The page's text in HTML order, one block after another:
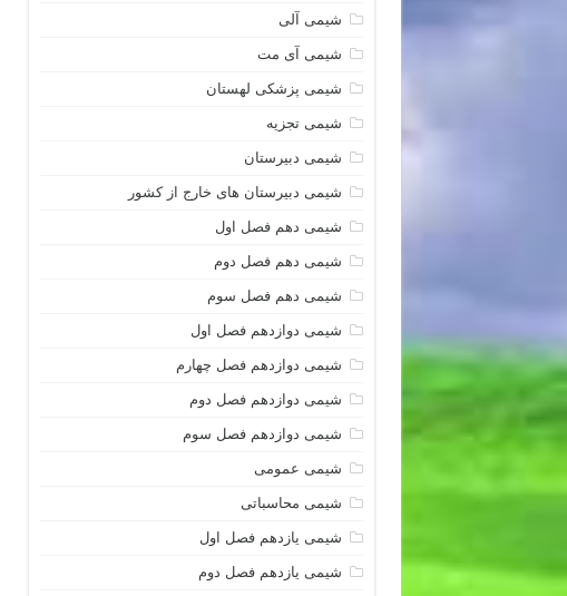
شیمی آلی
شیمی آی مت
شیمی پزشکی لهستان
شیمی تجزیه
شیمی دبیرستان
شیمی دبیرستان های خارج از کشور
شیمی دهم فصل اول
شیمی دهم فصل دوم
شیمی دهم فصل سوم
شیمی دوازدهم فصل اول
شیمی دوازدهم فصل چهارم
شیمی دوازدهم فصل دوم
شیمی دوازدهم فصل سوم
شیمی عمومی
شیمی محاسباتی
شیمی یازدهم فصل اول
شیمی یازدهم فصل دوم